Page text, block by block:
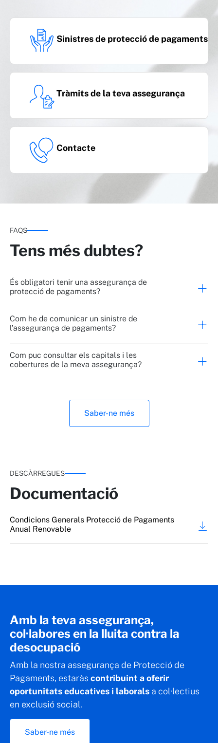
Classe de pagament
Durada
Sinistres de protecció de pagaments
Tràmits de la teva assegurança
Contacte
FAQS
Tens més dubtes?
És obligatori tenir una assegurança de
protecció de pagaments?
Com he de comunicar un sinistre de
l’assegurança de pagaments?
Com puc consultar els capitals i les
cobertures de la meva assegurança?
Saber-ne més
DESCÀRREGUES
Documentació
Condicions Generals Protecció de Pagaments
Anual Renovable
Amb la teva assegurança,
col·labores en la lluita contra la
desocupació
Amb la nostra assegurança de Protecció de
Pagaments, estaràscontribuint a oferir
oportunitats educatives i laborals a col·lectius
en exclusió social.
Saber-ne més